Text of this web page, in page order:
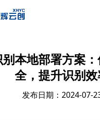
别本地部署方案
全，提升识别
发布日期：2024-07-